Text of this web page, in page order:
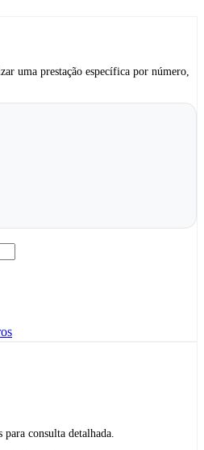
uma prestação específica por número,
consulta detalhada.